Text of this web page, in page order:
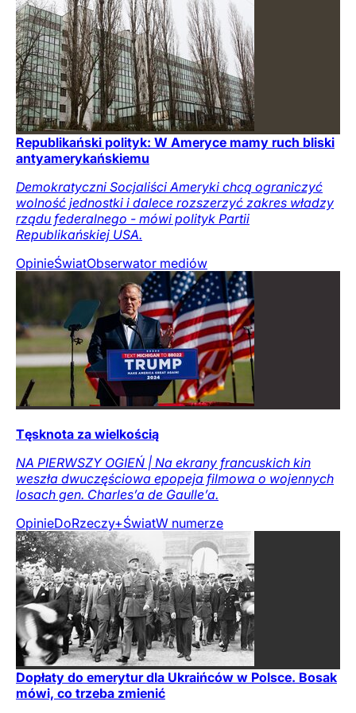
Republikański polityk: W Ameryce mamy ruch bliski
antyamerykańskiemu
Demokratyczni Socjaliści Ameryki chcą ograniczyć
wolność jednostki i dalece rozszerzyć zakres władzy
rządu federalnego - mówi polityk Partii
Republikańskiej USA.
OpinieŚwiatObserwator mediów
Tęsknota za wielkością
NA PIERWSZY OGIEŃ | Na ekrany francuskich kin
weszła dwuczęściowa epopeja filmowa o wojennych
losach gen. Charles’a de Gaulle’a.
OpinieDoRzeczy+ŚwiatW numerze
Dopłaty do emerytur dla Ukraińców w Polsce. Bosak
mówi, co trzeba zmienić